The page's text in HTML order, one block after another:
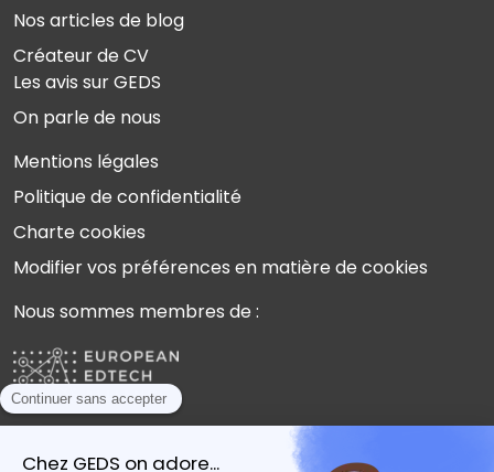
Nos articles de blog
Créateur de CV
Les avis sur GEDS
On parle de nous
Mentions légales
Politique de confidentialité
Charte cookies
Modifier vos préférences en matière de cookies
Nous sommes membres de :